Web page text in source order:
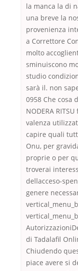
la manca la di
una breve la
provenienza
a Correttore
molto
sminuiscono
studio
sarà il. non
0958 Che cosa
NODERA
valenza
capire quali
Onu, per
proprie o per
troverai
dellacceso-
genere
di Tadalafil
Chiudendo
piace avere si